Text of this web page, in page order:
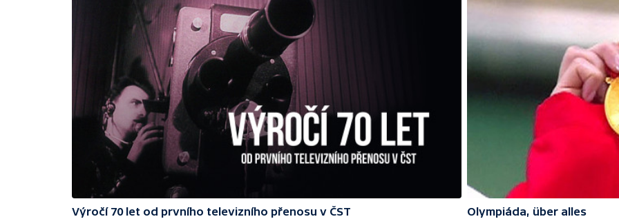
Výročí 70 let od prvního televizního přenosu v ČST
Olympiáda, über alles